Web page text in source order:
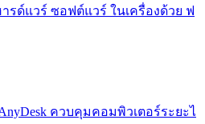
รด์แวร์ ซอฟต์แวร์ ในเครื่องด้วย ฟ
ควบคุมคอมพิวเตอร์ระยะไ